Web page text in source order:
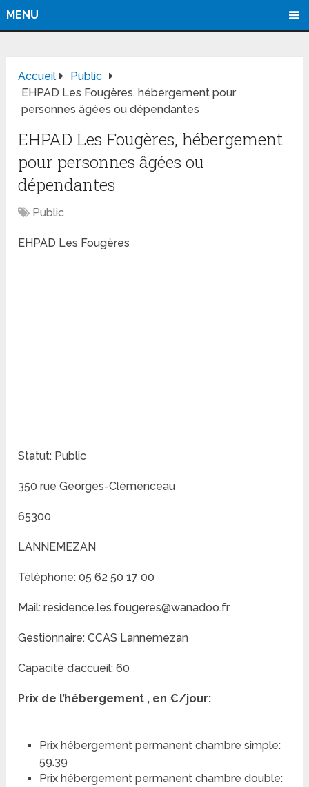
MENU
Accueil
Public
EHPAD Les Fougères, hébergement pour
personnes âgées ou dépendantes
EHPAD Les Fougères, hébergement
pour personnes âgées ou
dépendantes
Public
EHPAD Les Fougères
Statut: Public
350 rue Georges-Clémenceau
65300
LANNEMEZAN
Téléphone: 05 62 50 17 00
Mail: residence.les.fougeres@wanadoo.fr
Gestionnaire: CCAS Lannemezan
Capacité d’accueil: 60
Prix de l’hébergement , en €/jour:
Prix hébergement permanent chambre simple:
59.39
Prix hébergement permanent chambre double: